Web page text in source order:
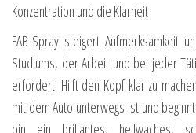
Konzentration und die Klarheit
FAB-Spray steigert Aufmerksamkeit
Studiums, der Arbeit und bei jeder
erfordert. Hilft den Kopf klar zu
mit dem Auto unterwegs ist und
bin ein brillantes, hellwaches,